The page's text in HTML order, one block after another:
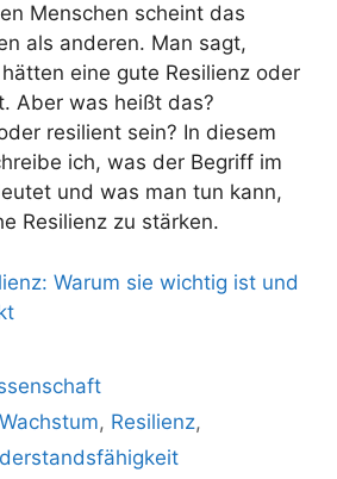
Menschen scheint das
als anderen. Man sagt,
eine gute Resilienz oder
Aber was heißt das?
resilient sein? In diesem
ich, was der Begriff im
und was man tun kann,
Resilienz zu stärken.
Warum sie wichtig ist und
, Resilienz,